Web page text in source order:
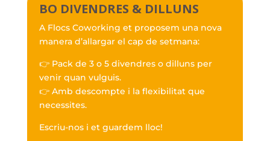
BO DIVENDRES & DILLUNS
A Flocs Coworking et proposem una nova
manera d’allargar el cap de setmana:
👉 Pack de 3 o 5 divendres o dilluns per
venir quan vulguis.
👉 Amb descompte i la flexibilitat que
necessites.
Escriu-nos i et guardem lloc!